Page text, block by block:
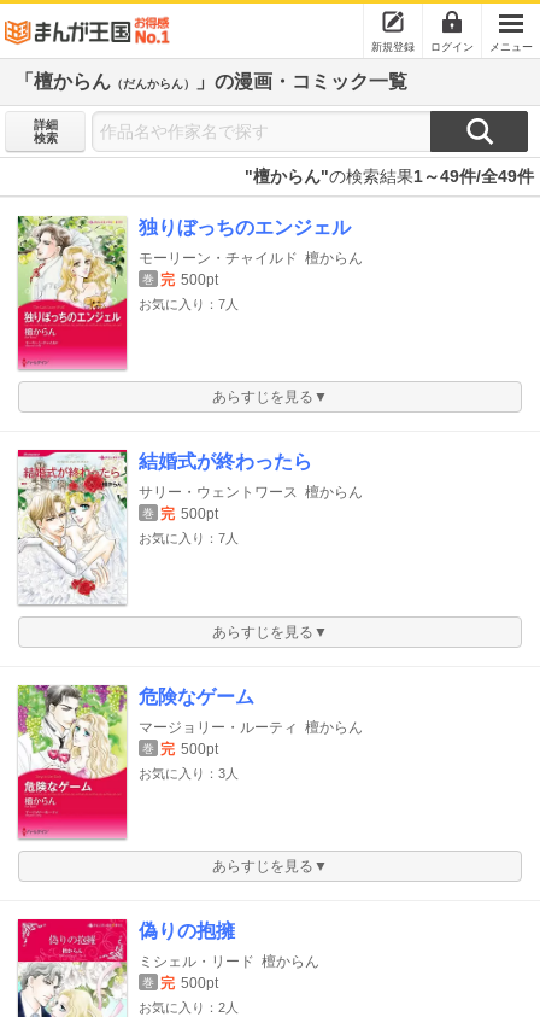
新規登録 ログイン メニュー
「檀からん （だんからん） 」の漫画・コミック一覧
詳細
検索
"檀からん"の検索結果1～49件/全49件
独りぼっちのエンジェル
モーリーン・チャイルド 檀からん
巻 完 500pt
お気に入り：7人
あらすじを見る▼
結婚式が終わったら
サリー・ウェントワース 檀からん
巻 完 500pt
お気に入り：7人
あらすじを見る▼
危険なゲーム
マージョリー・ルーティ 檀からん
巻 完 500pt
お気に入り：3人
あらすじを見る▼
偽りの抱擁
ミシェル・リード 檀からん
巻 完 500pt
お気に入り：2人